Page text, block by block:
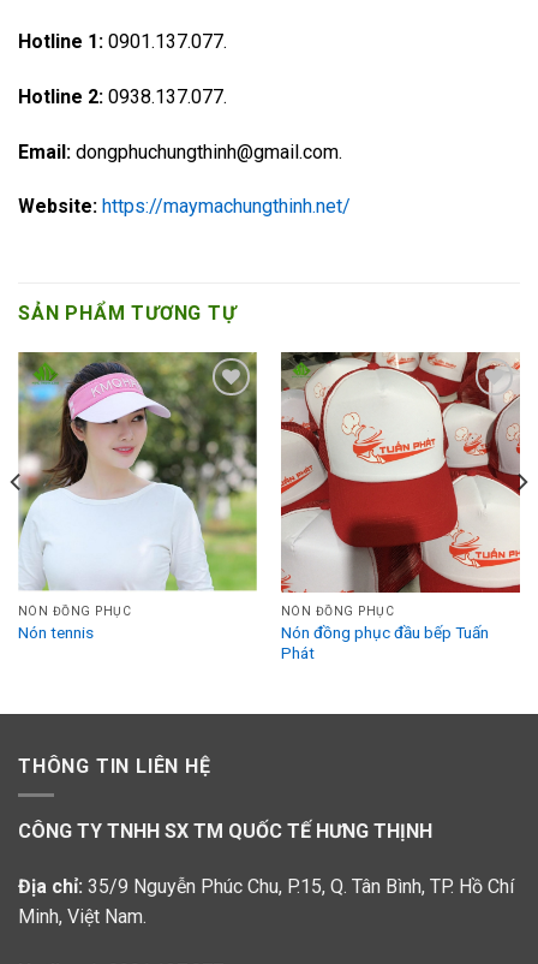
Hotline 1: 0901.137.077.
Hotline 2: 0938.137.077.
Email: dongphuchungthinh@gmail.com.
Website: https://maymachungthinh.net/
SẢN PHẨM TƯƠNG TỰ
Add to
Wishlist
NÓN ĐỒNG PHỤC
Nón tennis
Add to
Wishlist
NÓN ĐỒNG PHỤC
Nón đồng phục đầu bếp Tuấn
Phát
THÔNG TIN LIÊN HỆ
CÔNG TY TNHH SX TM QUỐC TẾ HƯNG THỊNH
Địa chỉ: 35/9 Nguyễn Phúc Chu, P.15, Q. Tân Bình, TP. Hồ Chí
Minh, Việt Nam.